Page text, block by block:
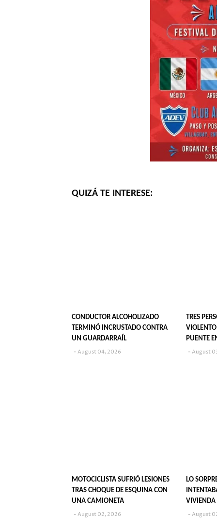
QUIZÁ TE INTERESE:
CONDUCTOR ALCOHOLIZADO
TERMINÓ INCRUSTADO CONTRA
UN GUARDARRAÍL
August 04, 2026
TRES
PUENTE
August
MOTOCICLISTA SUFRIÓ LESIONES
TRAS CHOQUE DE ESQUINA CON
UNA CAMIONETA
August 02, 2026
LO
VIVIENDA
August